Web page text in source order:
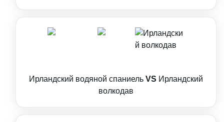
Ирландский водяной спаниель VS Ирландский
волкодав